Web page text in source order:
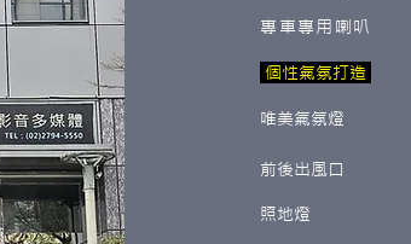
專車專用喇叭
​ 個性氣氛打造
唯美氣氛燈
前後出風口
照地燈